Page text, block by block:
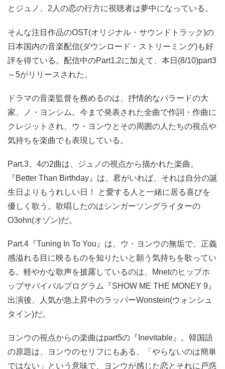
とジュノ、2人の恋の行方に視聴者は夢中になっている。
そんな注目作品のOST(オリジナル・サウンドトラック)の
日本国内の音楽配信(ダウンロード・ストリーミング)も好
評を得ている。配信中のPart1,2に加えて、本日(8/10)part3
～5がリリースされた。
ドラマの音楽監督を務めるのは、抒情的なバラードの大
家、ノ・ヨンシム。今まで発表された全曲で作詞・作曲に
クレジットされ、ウ・ヨンウとその周囲の人たちの視点や
気持ちを楽曲でも表現している。
Part.3、4の2曲は、ジュノの視点から描かれた楽曲。
『Better Than Birthday』は、君がいれば、それは自分の誕
生日よりもうれしい日！ と愛する人と一緒に居る喜びを
優しく歌う。歌唱したのはシンガーソングライターの
O3ohn(オゾン)だ。
Part.4『Tuning In To You』は、ウ・ヨンウの無垢で、正義
感溢れる目に映るものを知りたいと願う気持ちを歌ってい
る。軽やかな歌声を披露しているのは、Mnetのヒップホ
ップサバイバルプログラム『SHOW ME THE MONEY 9』
出演後、人気が急上昇中のラッパーWonstein(ウォンシュ
タイン)だ。
ヨンウの視点からの楽曲はpart5の『Inevitable』。韓国語
の原題は、ヨンウのセリフにもある、「やらないのは簡単
ではない」という意味で、ヨンウが感じた恋とそれに戸惑